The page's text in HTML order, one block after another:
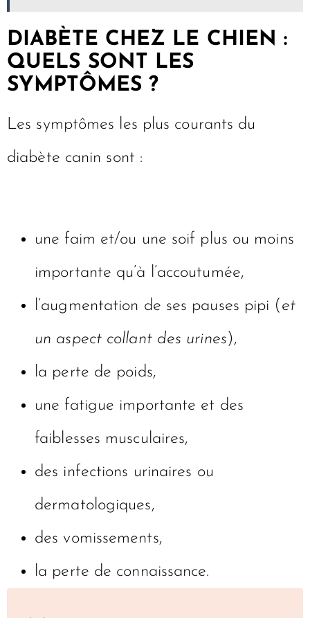
DIABÈTE CHEZ LE CHIEN :
QUELS SONT LES
SYMPTÔMES ?
Les symptômes les plus courants du
diabète canin sont :
une faim et/ou une soif plus ou moins
importante qu’à l’accoutumée,
l’augmentation de ses pauses pipi ( et
un aspect collant des urines ),
la perte de poids,
une fatigue importante et des
faiblesses musculaires,
des infections urinaires ou
dermatologiques,
des vomissements,
la perte de connaissance.